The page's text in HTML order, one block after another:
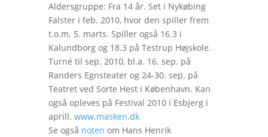
Aldersgruppe: Fra 14 år. Set i Nykøbing
Falster i feb. 2010, hvor den spiller frem
t.o.m. 5. marts. Spiller også 16.3 i
Kalundborg og 18.3 på Testrup Højskole.
Turné til sep. 2010, bl.a. 16. sep. på
Randers Egnsteater og 24-30. sep. på
Teatret ved Sorte Hest i København. Kan
også opleves på Festival 2010 i Esbjerg i
aprill. www.masken.dk
Se også noten om Hans Henrik